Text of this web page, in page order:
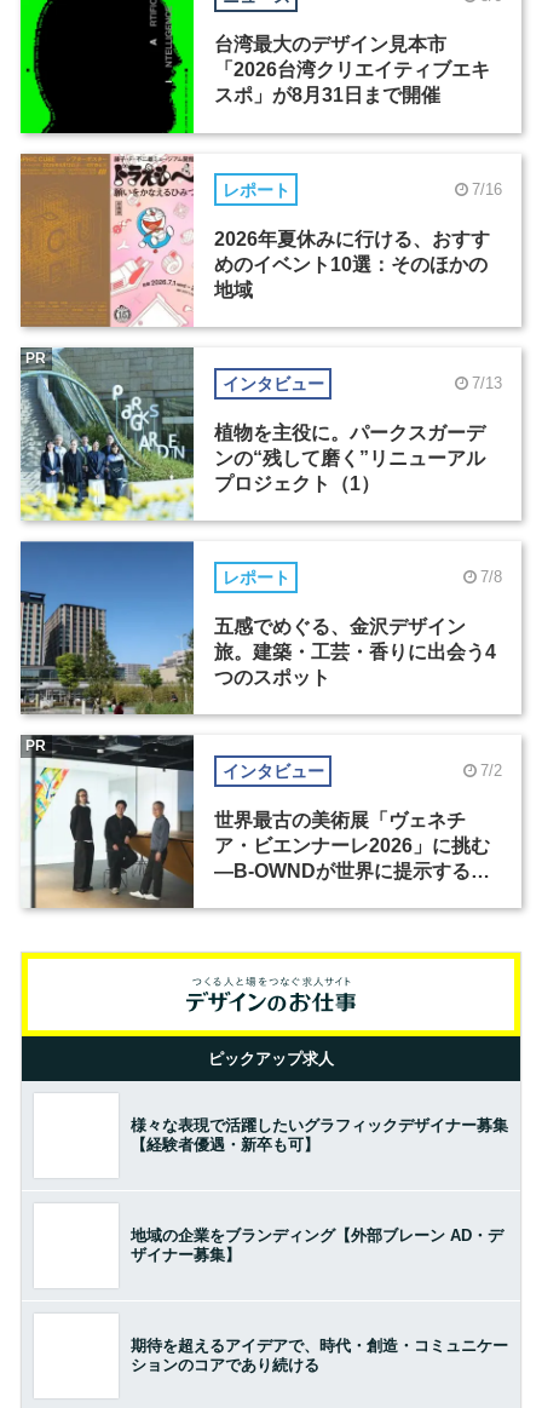
台湾最大のデザイン見本市
「2026台湾クリエイティブエキ
スポ」が8月31日まで開催
レポート 7/16
2026年夏休みに行ける、おすす
めのイベント10選：そのほかの
地域
インタビュー 7/13
植物を主役に。パークスガーデ
ンの“残して磨く”リニューアル
プロジェクト（1）
PR
レポート 7/8
五感でめぐる、金沢デザイン
旅。建築・工芸・香りに出会う4
つのスポット
インタビュー 7/2
世界最古の美術展「ヴェネチ
ア・ビエンナーレ2026」に挑む
―B-OWNDが世界に提示する美
PR
ピックアップ求人
様々な表現で活躍したいグラフィックデザイナー募集
【経験者優遇・新卒も可】
地域の企業をブランディング【外部ブレーン AD・デ
ザイナー募集】
期待を超えるアイデアで、時代・創造・コミュニケー
ションのコアであり続ける